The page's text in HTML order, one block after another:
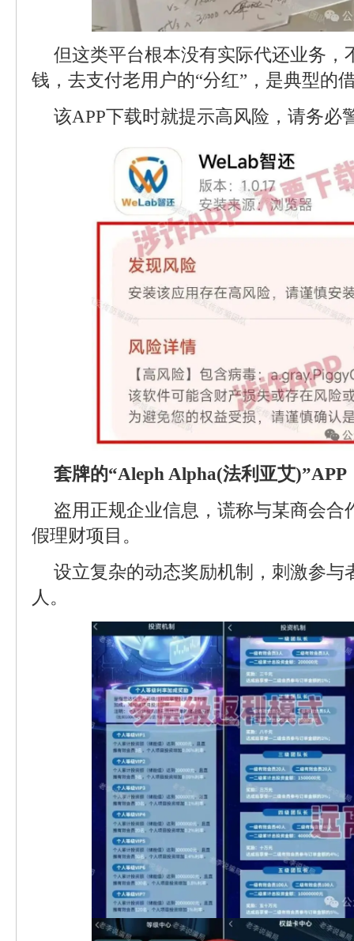
但这类平台根本没有实际代还业务，
钱，去支付老用户的“分红”，是典型的
该APP下载时就提示高风险，请务必
套牌的“Aleph Alpha(法利亚艾)”APP
盗用正规企业信息，谎称与某商会合
假理财项目。
设立复杂的动态奖励机制，刺激参与
人。